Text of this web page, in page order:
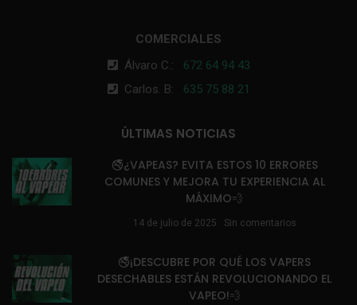
COMERCIALES
Álvaro C.: 672 64 94 43
Carlos. B: 635 75 88 21
ÚLTIMAS NOTICIAS
🚭¿VAPEAS? EVITA ESTOS 10 ERRORES
COMUNES Y MEJORA TU EXPERIENCIA AL
MÁXIMO💨
14 de julio de 2025 Sin comentarios
🚭¡DESCUBRE POR QUÉ LOS VAPERS
DESECHABLES ESTÁN REVOLUCIONANDO EL
VAPEO!💨